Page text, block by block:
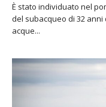
È stato individuato nel
del subacqueo di 32
acque...